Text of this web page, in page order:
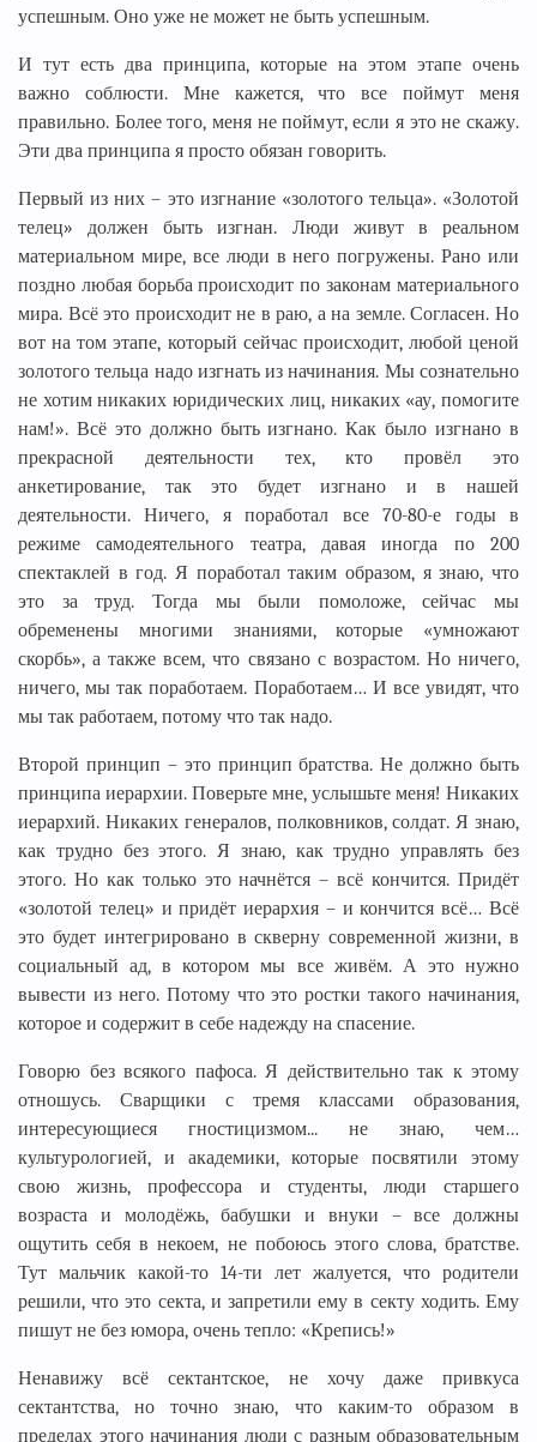
успешным. Оно уже не может не быть успешным.
И тут есть два принципа, которые на этом этапе очень
важно соблюсти. Мне кажется, что все поймут меня
правильно. Более того, меня не поймут, если я это не скажу.
Эти два принципа я просто обязан говорить.
Первый из них – это изгнание «золотого тельца». «Золотой
телец» должен быть изгнан. Люди живут в реальном
материальном мире, все люди в него погружены. Рано или
поздно любая борьба происходит по законам материального
мира. Всё это происходит не в раю, а на земле. Согласен. Но
вот на том этапе, который сейчас происходит, любой ценой
золотого тельца надо изгнать из начинания. Мы сознательно
не хотим никаких юридических лиц, никаких «ау, помогите
нам!». Всё это должно быть изгнано. Как было изгнано в
прекрасной деятельности тех, кто провёл это
анкетирование, так это будет изгнано и в нашей
деятельности. Ничего, я поработал все 70-80-е годы в
режиме самодеятельного театра, давая иногда по 200
спектаклей в год. Я поработал таким образом, я знаю, что
это за труд. Тогда мы были помоложе, сейчас мы
обременены многими знаниями, которые «умножают
скорбь», а также всем, что связано с возрастом. Но ничего,
ничего, мы так поработаем. Поработаем… И все увидят, что
мы так работаем, потому что так надо.
Второй принцип – это принцип братства. Не должно быть
принципа иерархии. Поверьте мне, услышьте меня! Никаких
иерархий. Никаких генералов, полковников, солдат. Я знаю,
как трудно без этого. Я знаю, как трудно управлять без
этого. Но как только это начнётся – всё кончится. Придёт
«золотой телец» и придёт иерархия – и кончится всё… Всё
это будет интегрировано в скверну современной жизни, в
социальный ад, в котором мы все живём. А это нужно
вывести из него. Потому что это ростки такого начинания,
которое и содержит в себе надежду на спасение.
Говорю без всякого пафоса. Я действительно так к этому
отношусь. Сварщики с тремя классами образования,
интересующиеся гностицизмом... не знаю, чем…
культурологией, и академики, которые посвятили этому
свою жизнь, профессора и студенты, люди старшего
возраста и молодёжь, бабушки и внуки – все должны
ощутить себя в некоем, не побоюсь этого слова, братстве.
Тут мальчик какой-то 14-ти лет жалуется, что родители
решили, что это секта, и запретили ему в секту ходить. Ему
пишут не без юмора, очень тепло: «Крепись!»
Ненавижу всё сектантское, не хочу даже привкуса
сектантства, но точно знаю, что каким-то образом в
пределах этого начинания люди с разным образовательным